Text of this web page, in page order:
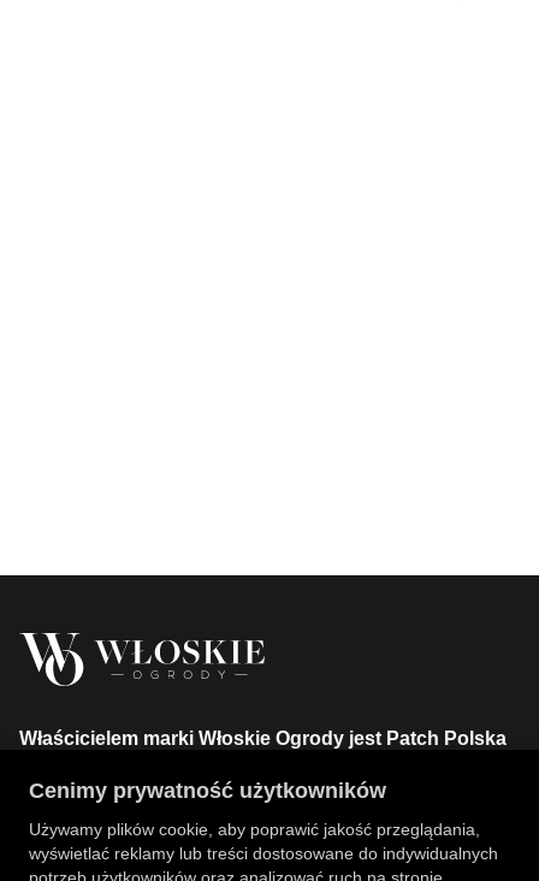
Właścicielem marki Włoskie Ogrody jest Patch Polska
+48 734 106 149
info@wloskie-ogrody.pl
Strony
Cenimy prywatność użytkowników
Używamy plików cookie, aby poprawić jakość przeglądania,
wyświetlać reklamy lub treści dostosowane do indywidualnych